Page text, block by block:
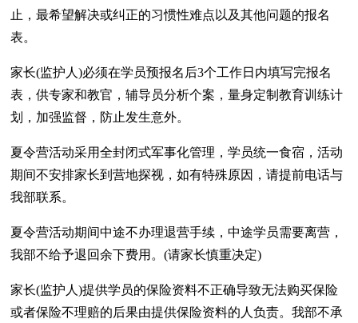
止，最希望解决或纠正的习惯性难点以及其他问题的报名
表。
家长(监护人)必须在学员预报名后3个工作日内填写完报名
表，供专家和教官，辅导员分析个案，量身定制教育训练计
划，加强监督，防止发生意外。
夏令营活动采用全封闭式军事化管理，学员统一食宿，活动
期间不安排家长到营地探视，如有特殊原因，请提前电话与
我部联系。
夏令营活动期间中途不办理退营手续，中途学员需要离营，
我部不给予退回余下费用。(请家长慎重决定)
家长(监护人)提供学员的保险资料不正确导致无法购买保险
或者保险不理赔的后果由提供保险资料的人负责。我部不承